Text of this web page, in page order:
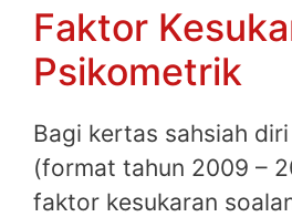
Faktor
Psikometrik
Bagi kertas sahsiah
(format tahun 2009 –
faktor kesukaran